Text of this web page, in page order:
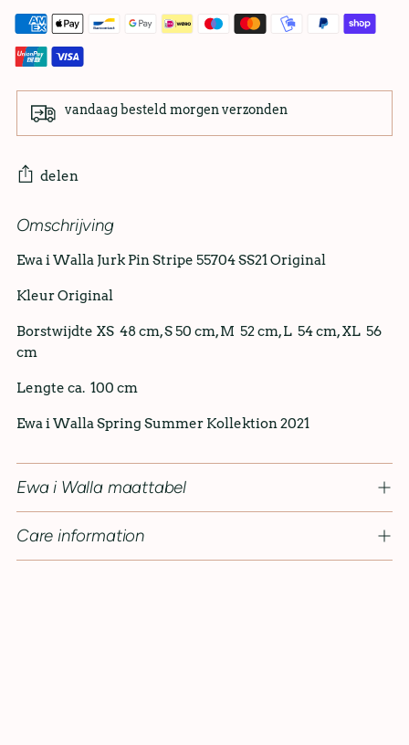
vandaag besteld morgen verzonden
delen
Omschrijving
Ewa i Walla Jurk Pin Stripe 55704 SS21 Original
Kleur Original
Borstwijdte XS 48 cm, S 50 cm, M 52 cm, L 54 cm, XL 56
cm
Lengte ca. 100 cm
Ewa i Walla Spring Summer Kollektion 2021
Ewa i Walla maattabel
Care information